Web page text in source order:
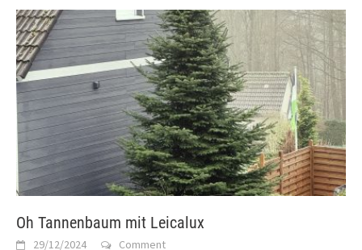
Oh Tannenbaum mit Leicalux
29/12/2024 Comment